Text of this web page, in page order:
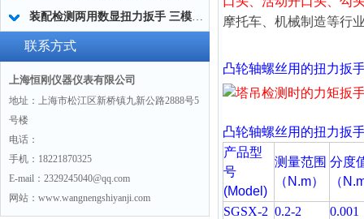
装配检测两用数显扭力扳手 三模式切换扭矩扳手 工业紧固测量力矩扳手品牌
联系方式
上海恒刚仪器仪表有限公司
地址：上海市松江区新桥镇九新公路2888号5
号楼
电话：
手机：18221870325
E-mail：2329245040@qq.com
网站：www.wangnengshiyanji.com
摩托车、机械制造等行
凸轮轴螺丝用的扭力扳
凸轮轴螺丝用的扭力扳
产品型
号
(Model)
测量范围
（N.m）
分度
（
SGSX-2 0.2-2
0.001